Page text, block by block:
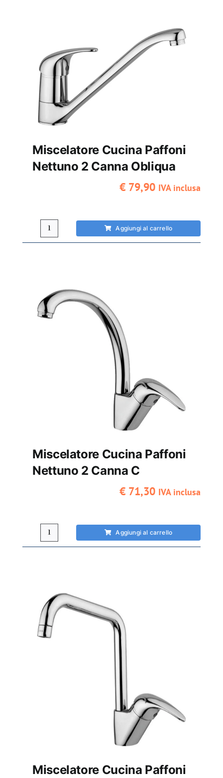
estraibile
quantità
Miscelatore Cucina Paffoni
Nettuno 2 Canna Obliqua
€ 79,90 IVA inclusa
Miscelatore
cucina
canna
obliqua
quantità
Aggiungi al carrello
Miscelatore Cucina Paffoni
Nettuno 2 Canna C
€ 71,30 IVA inclusa
Miscelatore
cucina
canna
C
quantità
Aggiungi al carrello
Miscelatore Cucina Paffoni